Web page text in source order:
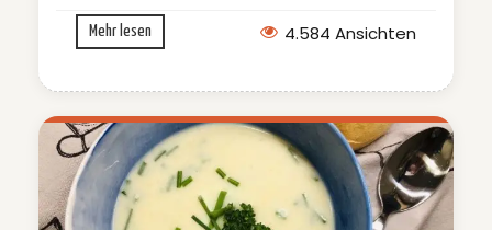
Mehr lesen 4.584 Ansichten